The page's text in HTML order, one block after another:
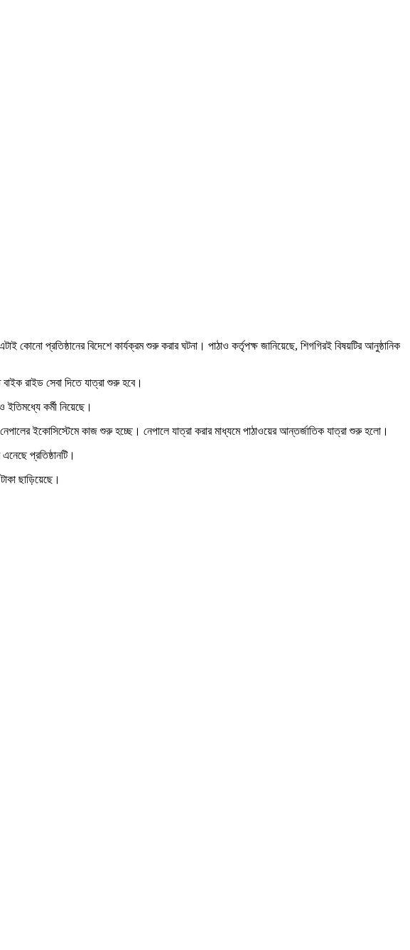
কোনো প্রতিষ্ঠানের বিদেশে কার্যক্রম শুরু করার ঘটনা। পাঠাও কর্তৃপক্ষ জানিয়েছে, শিগগিরই বিষয়টির আনুষ্ঠানিক
রাইড সেবা দিতে যাত্রা শুরু হবে।
কর্মী নিয়েছে।
ইকোসিস্টেমে কাজ শুরু হচ্ছে। নেপালে যাত্রা করার মাধ্যমে পাঠাওয়ের আন্তর্জাতিক যাত্রা শুরু হলো।
প্রতিষ্ঠানটি।
ছাড়িয়েছে।